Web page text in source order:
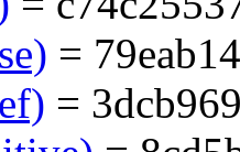
=
=